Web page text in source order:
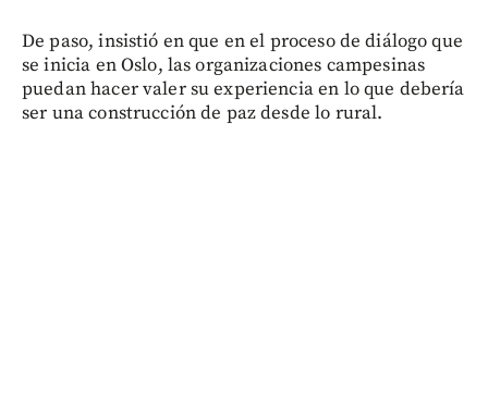
De paso, insistió en que en el proceso de diálogo que
se inicia en Oslo, las organizaciones campesinas
puedan hacer valer su experiencia en lo que debería
ser una construcción de paz desde lo rural.